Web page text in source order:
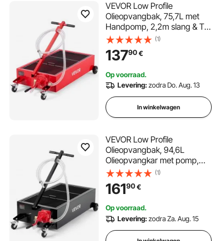
VEVOR Low Profile
Olieopvangbak, 75,7L met
Handpomp, 2,2m slang & T-
handgreep, Lekvrij &
Corrosiewerend, voor Auto's,
SUV's, Vrachtwagens, ATV's,
(1)
13790€
Op voorraad.
Levering:zodra Do. Aug. 13
In winkelwagen
VEVOR Low Profile
Olieopvangbak, 94,6L
Olieopvangkar met pomp,
2,2m slang en T-handgreep,
lekvrij en corrosiebestendig,
voor auto's, SUV's,
zwart
(1)
16190€
Op voorraad.
Levering:zodra Za. Aug. 15